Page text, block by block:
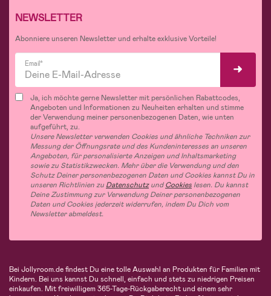
NEWSLETTER
Abonniere unseren Newsletter und erhalte exklusive Vorteile!
Email*
Ja, ich möchte gerne Newsletter mit persönlichen Rabattcodes,
Angeboten und Informationen zu Neuheiten erhalten und stimme
der Verwendung meiner personenbezogenen Daten, wie unten
aufgeführt, zu.
Unsere Newsletter verwenden Cookies und ähnliche Techniken zur
Messung der Öffnungsrate und des Kundeninteresses an unseren
Angeboten, für personalisierte Anzeigen und Inhaltsmarketing
sowie zu Statistikzwecken. Mehr über die Verwendung und den
Schutz Deiner personenbezogenen Daten und Cookies kannst Du in
unseren Richtlinien zu DatenschutzundCookies lesen. Du kannst
Deine Zustimmung zur Verwendung Deiner personenbezogenen
Daten und Cookies jederzeit widerrufen, indem Du Dich vom
Newsletter abmeldest.
Bei Jollyroom.de findest Du eine tolle Auswahl an Produkten für Familien mit
Kindern. Bei uns kannst Du schnell, einfach und stets zu niedrigen Preisen
einkaufen. Mit freiwilligem 365-Tage-Rückgaberecht und einem sehr